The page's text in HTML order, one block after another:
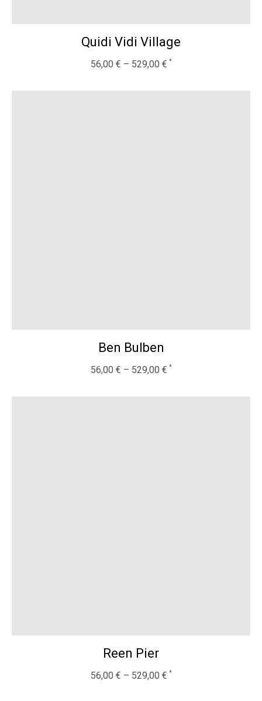
Quidi Vidi Village
56,00 € – 529,00 €
Ben Bulben
56,00 € – 529,00 €
Reen Pier
56,00 € – 529,00 €